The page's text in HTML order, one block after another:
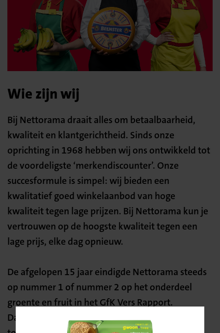
Wie zijn wij
Bij Nettorama draait alles om betaalbaarheid,
kwaliteit en klantgerichtheid. Sinds onze
oprichting in 1968 hebben wij ons ontwikkeld tot
de voordeligste ‘merkendiscounter’. Onze
succesformule is simpel: wij bieden een
kwalitatief goed winkelaanbod van hoge
kwaliteit tegen lage prijzen. Bij Nettorama kun je
vertrouwen op de hoogste kwaliteit tegen een
lage prijs, elke dag opnieuw.
De afgelopen 15 jaar eindigde Nettorama steeds
op nummer 1 of nummer 2 op het onderdeel
groente en fruit in het GfK Vers Rapport.
Daarnaast is het bedrijf regelmatig uitgeroepen